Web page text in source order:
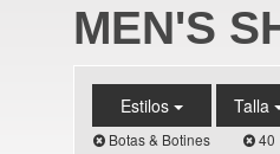
MEN'S
Estilos
Botas & Botines
Talla
40